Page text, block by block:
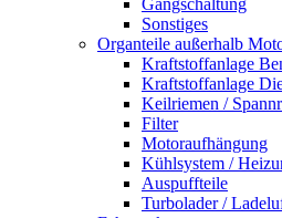
Sonstiges
Organteile außerhalb
Kraftstoffanlage
Kraftstoffanlage
Keilriemen /
Filter
Motoraufhängung
Kühlsystem /
Auspuffteile
Turbolader /